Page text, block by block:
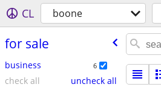
CL boone
for sale
business 6
check all
uncheck all